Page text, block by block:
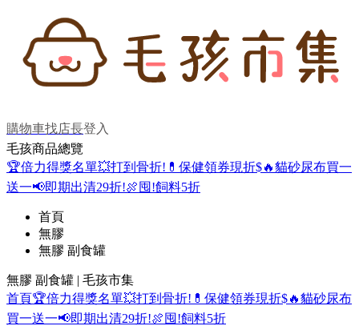
購物車找店長登入
毛孩商品總覽
🏆倍力得獎名單💥打到骨折! 💊保健領券現折$🔥貓砂尿布買一
送一📢即期出清29折!🍖囤!飼料5折
首頁
無膠
無膠 副食罐
無膠 副食罐 | 毛孩市集
首頁🏆倍力得獎名單💥打到骨折! 💊保健領券現折$🔥貓砂尿布
買一送一📢即期出清29折!🍖囤!飼料5折